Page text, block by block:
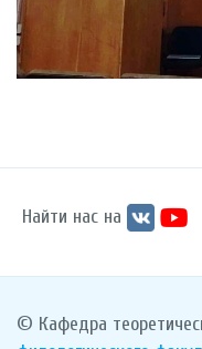
Найти нас на
© Кафедра